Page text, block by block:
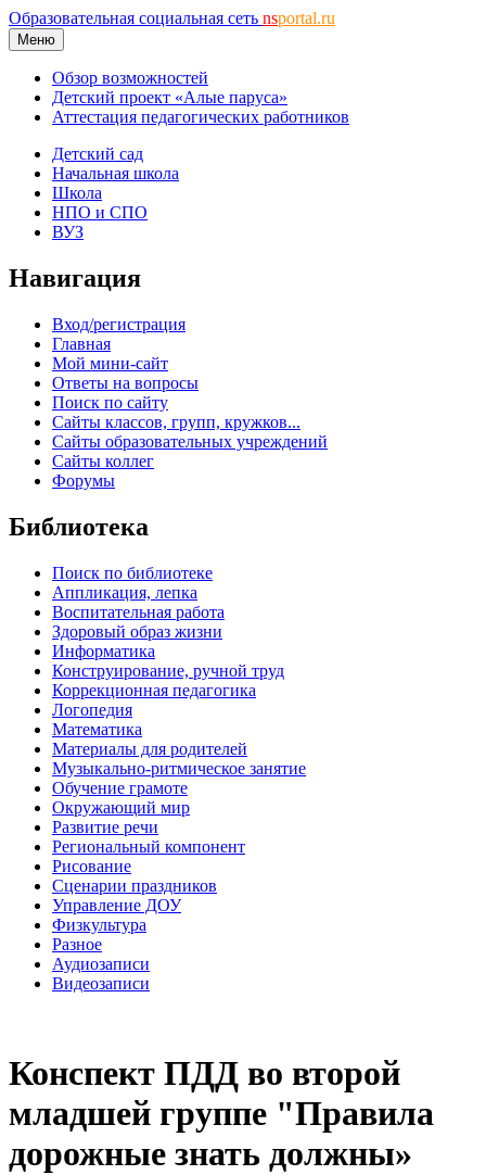
Образовательная социальная сеть nsportal.ru
Меню
Обзор возможностей
Детский проект «Алые паруса»
Аттестация педагогических работников
Детский сад
Начальная школа
Школа
НПО и СПО
ВУЗ
Навигация
Вход/регистрация
Главная
Мой мини-сайт
Ответы на вопросы
Поиск по сайту
Сайты классов, групп, кружков...
Сайты образовательных учреждений
Сайты коллег
Форумы
Библиотека
Поиск по библиотеке
Аппликация, лепка
Воспитательная работа
Здоровый образ жизни
Информатика
Конструирование, ручной труд
Коррекционная педагогика
Логопедия
Математика
Материалы для родителей
Музыкально-ритмическое занятие
Обучение грамоте
Окружающий мир
Развитие речи
Региональный компонент
Рисование
Сценарии праздников
Управление ДОУ
Физкультура
Разное
Аудиозаписи
Видеозаписи
Конспект ПДД во второй
младшей группе "Правила
дорожные знать должны»